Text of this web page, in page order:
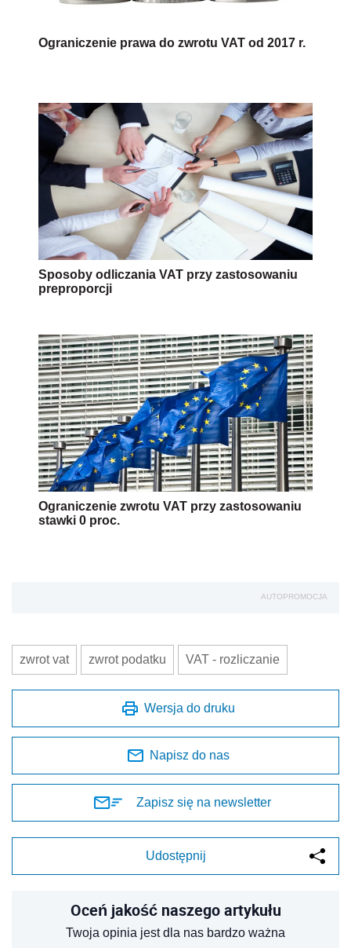
Ograniczenie prawa do zwrotu VAT od 2017 r.
Sposoby odliczania VAT przy zastosowaniu
preproporcji
Ograniczenie zwrotu VAT przy zastosowaniu
stawki 0 proc.
AUTOPROMOCJA
zwrot vat zwrot podatku VAT - rozliczanie
Wersja do druku
Napisz do nas
Zapisz się na newsletter
Udostępnij
Oceń jakość naszego artykułu
Twoja opinia jest dla nas bardzo ważna